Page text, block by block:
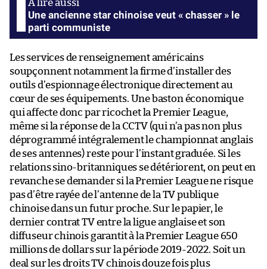
Une ancienne star chinoise veut « chasser » le
parti communiste
Les services de renseignement américains
soupçonnent notamment la firme d’installer des
outils d’espionnage électronique directement au
cœur de ses équipements. Une baston économique
qui affecte donc par ricochet la Premier League,
même si la réponse de la CCTV (qui n’a pas non plus
déprogrammé intégralement le championnat anglais
de ses antennes) reste pour l’instant graduée. Si les
relations sino-britanniques se détériorent, on peut en
revanche se demander si la Premier League ne risque
pas d’être rayée de l’antenne de la TV publique
chinoise dans un futur proche. Sur le papier, le
dernier contrat TV entre la ligue anglaise et son
diffuseur chinois garantit à la Premier League 650
millions de dollars sur la période 2019-2022. Soit un
deal sur les droits TV chinois douze fois plus